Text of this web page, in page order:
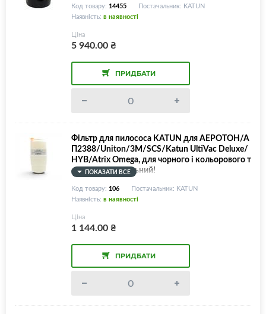
Код товару: 14455
Постачальник: KATUN
Наявність: в наявності
Ціна
5 940.00₴
ПРИДБАТИ
Фільтр для пилососа KATUN для АЕРОТОН/А
П2388/Uniton/3M/SCS/Katun UltiVac Deluxe/
HYB/Atrix Omega, для чорного і кольорового т
онера, універсальний!
ПОКАЗАТИ ВСЕ
Код товару: 106
Постачальник: KATUN
Наявність: в наявності
Ціна
1 144.00₴
ПРИДБАТИ